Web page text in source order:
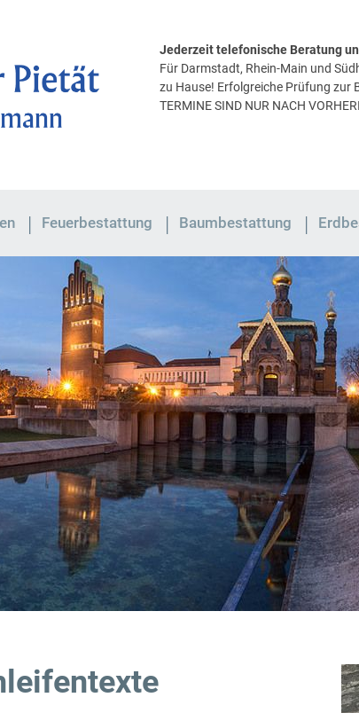
Jederzeit telefonische Beratung
Für Darmstadt, Rhein-Main und
zu Hause! Erfolgreiche Prüfung zur
TERMINE SIND NUR NACH
Feuerbestattung Baumbestattung